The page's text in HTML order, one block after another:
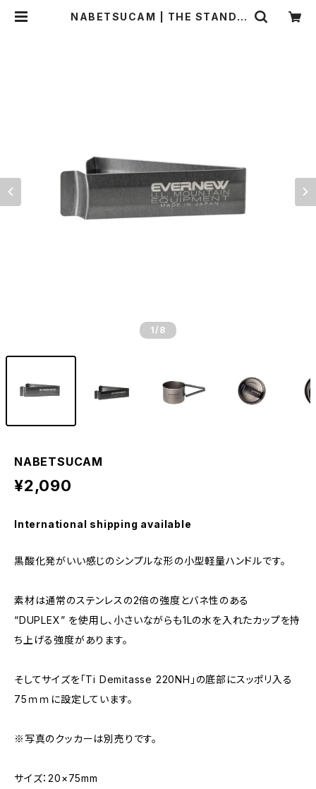
NABETSUCAM | THE STANDA
1 /8
NABETSUCAM
¥2,090
International shipping available
黒酸化発がいい感じのシンプルな形の小型軽量ハンドルです。
素材は通常のステンレスの2倍の強度とバネ性のある
“DUPLEX” を使用し、小さいながらも1Lの水を入れたカップを持
ち上げる強度があります。
そしてサイズを「Ti Demitasse 220NH」の底部にスッポリ入る
75ｍｍに設定しています。
※写真のクッカーは別売りです。
サイズ：20×75mm